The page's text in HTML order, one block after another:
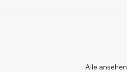
Alle ansehen